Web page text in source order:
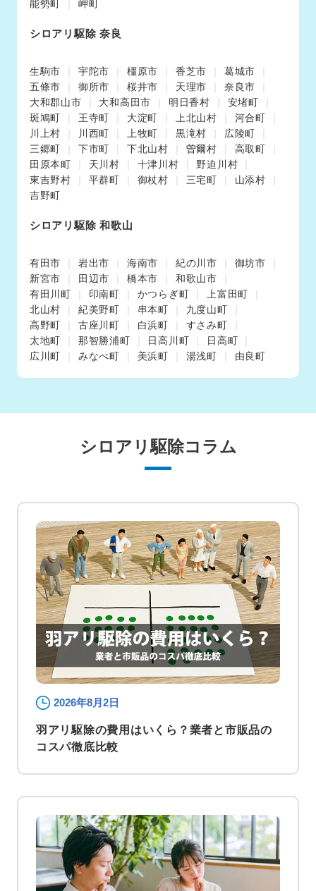
能勢町 岬町
シロアリ駆除 奈良
生駒市 宇陀市 橿原市 香芝市
葛城市
五條市
御所市 桜井市 天理市
奈良市
大和郡山市
大和高田市 明日香村
安堵町
斑鳩町
王寺町 大淀町 上北山村
河合町
川上村
川西町 上牧町 黒滝村
広陵町
三郷町
下市町 下北山村 曽爾村
高取町
田原本町
天川村 十津川村
野迫川村
東吉野村
平群町 御杖村 三宅町
山添村
吉野町
シロアリ駆除 和歌山
有田市 岩出市 海南市 紀の川市
御坊市
新宮市
田辺市 橋本市
和歌山市
有田川町
印南町 かつらぎ町
上富田町
北山村
紀美野町 串本町
九度山町
高野町
古座川町 白浜町
すさみ町
太地町
那智勝浦町 日高川町
日高町
広川町
みなべ町 美浜町 湯浅町 由良町
シロアリ駆除コラム
2026年8月2日
羽アリ駆除の費用はいくら？業者と市販品の
コスパ徹底比較